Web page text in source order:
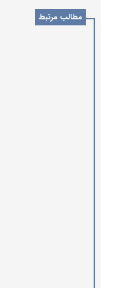
مطالب مرتبط